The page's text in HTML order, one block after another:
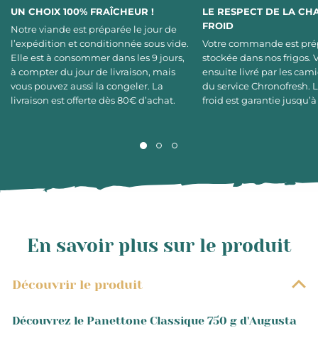
UN CHOIX 100% FRAÎCHEUR !
Notre viande est préparée le jour de
l’expédition et conditionnée sous vide.
Elle est à consommer dans les 9 jours,
à compter du jour de livraison, mais
vous pouvez aussi la congeler. La
livraison est offerte dès 80€ d’achat.
LE RESPECT DE LA
FROID
Votre commande est
stockée dans nos frigos.
ensuite livré par les
du service Chronofresh.
froid est garantie
En savoir plus sur le produit
Découvrir le produit
Découvrez le Panettone Classique 750 g d'Augusta